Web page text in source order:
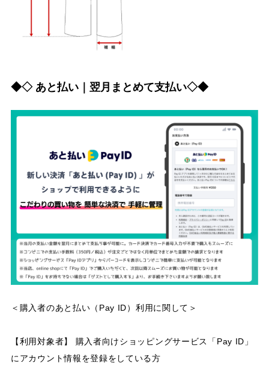
◆◇ あと払い｜翌月まとめて支払い◇◆
＜購入者のあと払い（Pay ID）利用に関して＞
【利用対象者】 購入者向けショッピングサービス「Pay ID」
にアカウント情報を登録をしている方